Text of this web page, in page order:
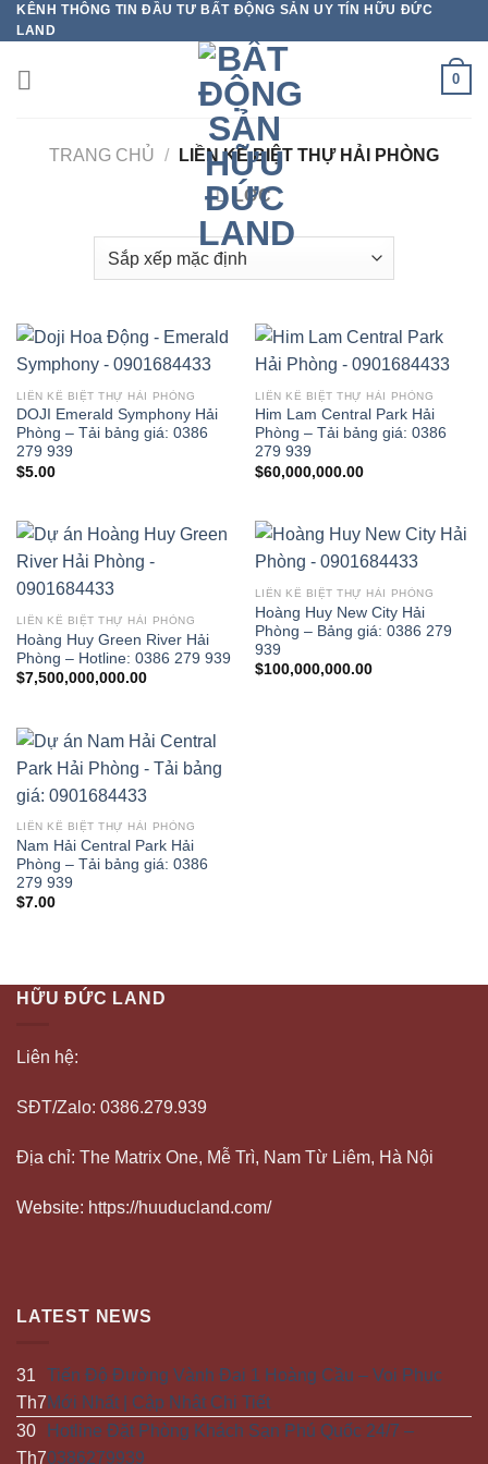
Bỏ
qua
nội
dung
KÊNH THÔNG TIN ĐẦU TƯ BẤT ĐỘNG SẢN UY TÍN HỮU ĐỨC
LAND
0
TRANG CHỦ / LIỀN KỀ BIỆT THỰ HẢI PHÒNG
LỌC
LIỀN KỀ BIỆT THỰ HẢI PHÒNG
DOJI Emerald Symphony Hải
Phòng – Tải bảng giá: 0386
279 939
$5.00
LIỀN KỀ BIỆT THỰ HẢI PHÒNG
Him Lam Central Park Hải
Phòng – Tải bảng giá: 0386
279 939
$60,000,000.00
LIỀN KỀ BIỆT THỰ HẢI PHÒNG
Hoàng Huy Green River Hải
Phòng – Hotline: 0386 279 939
$7,500,000,000.00
LIỀN KỀ BIỆT THỰ HẢI PHÒNG
Hoàng Huy New City Hải
Phòng – Bảng giá: 0386 279
939
$100,000,000.00
LIỀN KỀ BIỆT THỰ HẢI PHÒNG
Nam Hải Central Park Hải
Phòng – Tải bảng giá: 0386
279 939
$7.00
HỮU ĐỨC LAND
Liên hệ:
SĐT/Zalo: 0386.279.939
Địa chỉ: The Matrix One, Mễ Trì, Nam Từ Liêm, Hà Nội
Website: https://huuducland.com/
LATEST NEWS
31
Th7
Tiến Độ Đường Vành Đai 1 Hoàng Cầu – Voi Phục
Mới Nhất | Cập Nhật Chi Tiết
30
Th7
Hotline Đặt Phòng Khách Sạn Phú Quốc 24/7 –
0386279939